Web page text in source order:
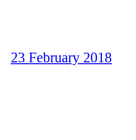
23 February 2018